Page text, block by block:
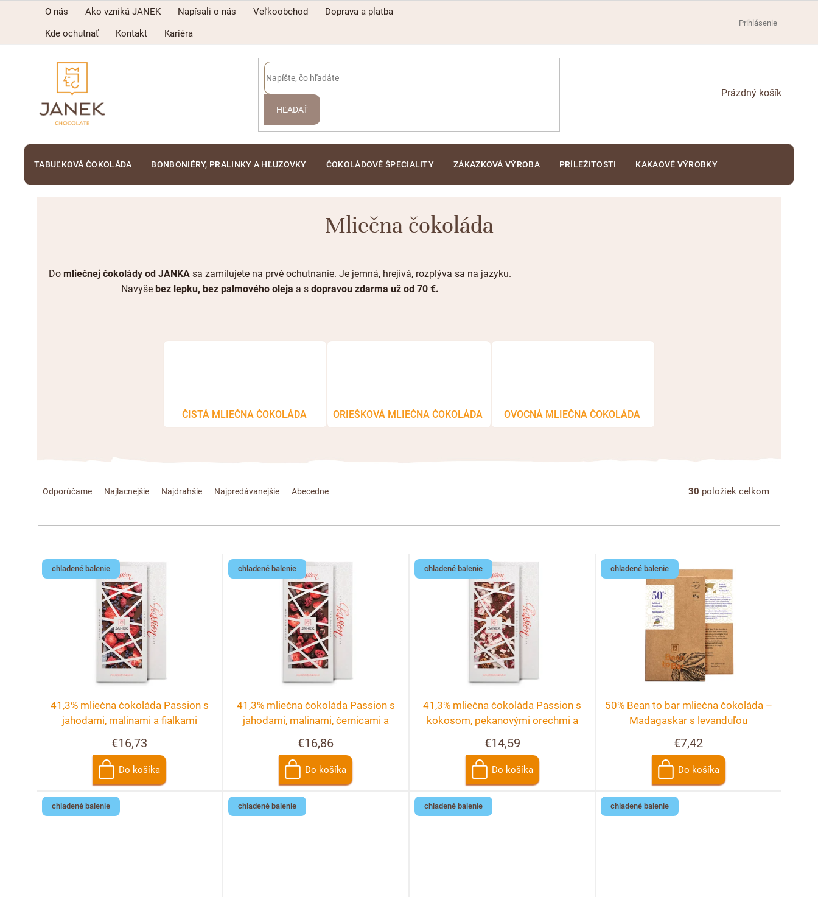
O nás Ako vzniká JANEK Napísali o nás Veľkoobchod
Doprava a platba
Kde ochutnať
Kontakt Kariéra
Prihlásenie
HĽADAŤ
NÁKUPNÝ
TABUĽKOVÁ ČOKOLÁDA BONBONIÉRY, PRALINKY A HĽUZOVKY ČOKOLÁDOVÉ ŠPECIALITY ZÁKAZKOVÁ VÝROBA PRÍLEŽITOSTI KAKAOVÉ VÝROBKY
Mliečna čokoláda
Do mliečnej čokolády od JANKA sa zamilujete na prvé ochutnanie. Je jemná, hrejivá, rozplýva sa na jazyku.
Navyše bez lepku, bez palmového oleja a s dopravou zdarma už od 70 €.
ČISTÁ MLIEČNA ČOKOLÁDA ORIEŠKOVÁ MLIEČNA ČOKOLÁDA OVOCNÁ MLIEČNA ČOKOLÁDA
R
a
d
e
k
Odporúčame Najlacnejšie Najdrahšie Najpredávanejšie Abecedne 30 položiek celkom
V
u
chladené balenie
41,3% mliečna čokoláda Passion s
jahodami, malinami a fialkami
€16,73
Do košíka
chladené balenie
41,3% mliečna čokoláda Passion s
jahodami, malinami, černicami a
ríbezľami
€16,86
Do košíka
chladené balenie
41,3% mliečna čokoláda Passion s
kokosom, pekanovými orechmi a
malinami
€14,59
Do košíka
chladené balenie
50% Bean to bar mliečna čokoláda –
Madagaskar s levanduľou
€7,42
Do košíka
chladené balenie chladené balenie chladené balenie chladené balenie